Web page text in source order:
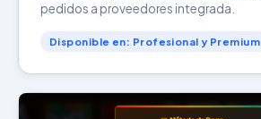
pedidos a proveedores integrada.
Disponible en: Profesional y Premium